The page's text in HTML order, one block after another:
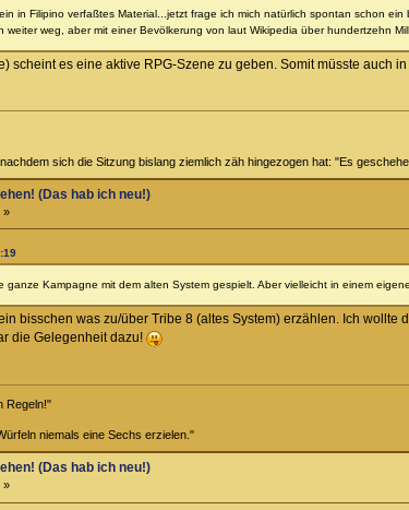
in Filipino verfaßtes Material...jetzt frage ich mich natürlich spontan schon
weg, aber mit einer Bevölkerung von laut Wikipedia über hundertzehn
scheint es eine aktive RPG-Szene zu geben. Somit müsste auch
sich die Sitzung bislang ziemlich zäh hingezogen hat: "Es
(Das hab ich neu!)
»
Kampagne mit dem alten System gespielt. Aber vielleicht in einem
bisschen was zu/über Tribe 8 (altes System) erzählen. Ich wollte
die Gelegenheit dazu!
Regeln!"
niemals eine Sechs erzielen."
(Das hab ich neu!)
»